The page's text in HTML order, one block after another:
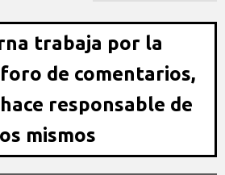
trabaja por la
de comentarios,
responsable de
mismos